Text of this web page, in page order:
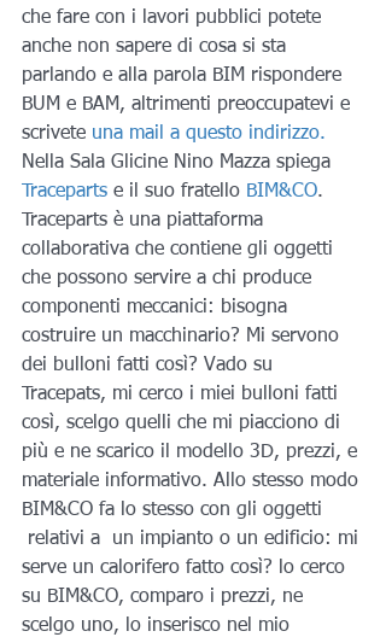
che fare con i lavori pubblici potete
anche non sapere di cosa si sta
parlando e alla parola BIM rispondere
BUM e BAM, altrimenti preoccupatevi e
scrivete una mail a questo indirizzo.
Nella Sala Glicine Nino Mazza spiega
Traceparts e il suo fratello BIM&CO.
Traceparts è una piattaforma
collaborativa che contiene gli oggetti
che possono servire a chi produce
componenti meccanici: bisogna
costruire un macchinario? Mi servono
dei bulloni fatti così? Vado su
Tracepats, mi cerco i miei bulloni fatti
così, scelgo quelli che mi piacciono di
più e ne scarico il modello 3D, prezzi, e
materiale informativo. Allo stesso modo
BIM&CO fa lo stesso con gli oggetti
relativi a  un impianto o un edificio: mi
serve un calorifero fatto così? lo cerco
su BIM&CO, comparo i prezzi, ne
scelgo uno, lo inserisco nel mio